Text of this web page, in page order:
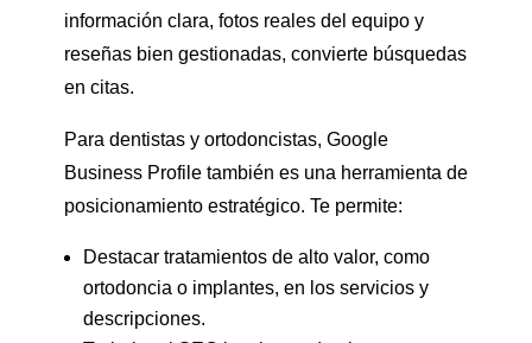
información clara, fotos reales del equipo y
reseñas bien gestionadas, convierte búsquedas
en citas.
Para dentistas y ortodoncistas, Google
Business Profile también es una herramienta de
posicionamiento estratégico. Te permite:
Destacar tratamientos de alto valor, como
ortodoncia o implantes, en los servicios y
descripciones.